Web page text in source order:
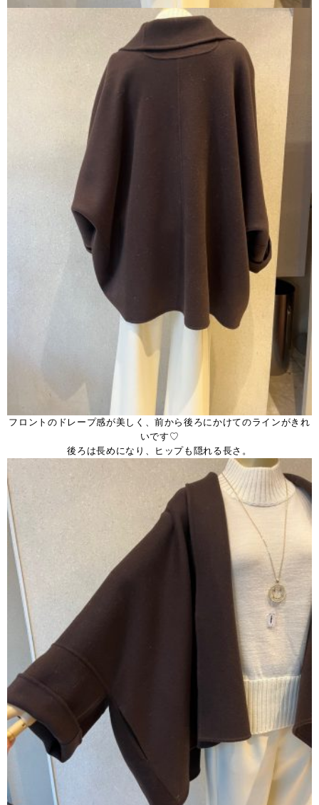
フロントのドレープ感が美しく、前から後ろにかけてのラインがきれ
いです♡
後ろは長めになり、ヒップも隠れる長さ。